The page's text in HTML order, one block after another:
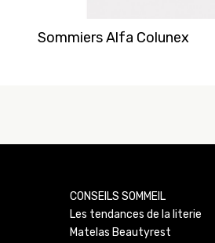
Sommiers Alfa Colunex
CONSEILS SOMMEIL
Les tendances de la literie
Matelas Beautyrest